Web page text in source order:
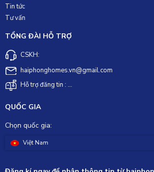
Tin tức
Tư vấn
TỔNG ĐÀI HỖ TRỢ
CSKH:
haiphonghomes.vn@gmail.com
Hỗ trợ đăng tin : ...
QUỐC GIA
Chọn quốc gia:
Việt Nam